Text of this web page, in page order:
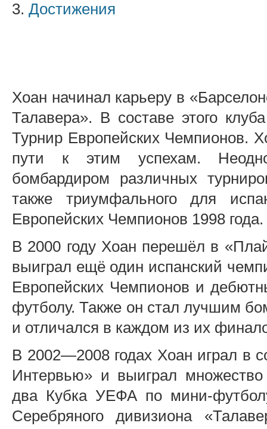
3. Достижения
Хоан начинал карьеру в
Талавера». В составе этого
Турнир Европейских Чемпионов.
пути к этим успехам.
бомбардиром различных
также триумфального для
Европейских Чемпионов 1998 года.
В 2000 году Хоан перешёл в
выиграл ещё один испанский
Европейских Чемпионов и
футболу. Также он стал лучшим
и отличался в каждом из их
В 2002—2008 годах Хоан играл в
Интервью» и выиграл
два Кубка УЕФА по мини-
Серебряного дивизиона